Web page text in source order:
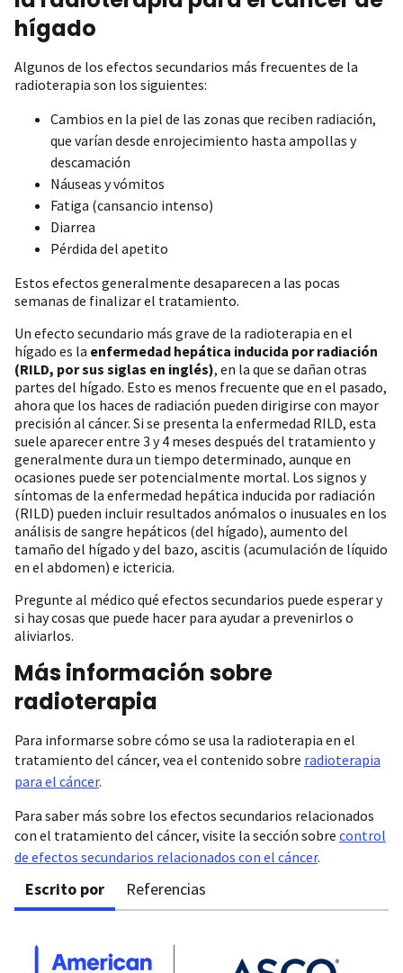
hígado
Algunos de los efectos secundarios más frecuentes de la
radioterapia son los siguientes:
Cambios en la piel de las zonas que reciben radiación,
que varían desde enrojecimiento hasta ampollas y
descamación
Náuseas y vómitos
Fatiga (cansancio intenso)
Diarrea
Pérdida del apetito
Estos efectos generalmente desaparecen a las pocas
semanas de finalizar el tratamiento.
Un efecto secundario más grave de la radioterapia en el
hígado es la enfermedad hepática inducida por radiación
(RILD, por sus siglas en inglés), en la que se dañan otras
partes del hígado. Esto es menos frecuente que en el pasado,
ahora que los haces de radiación pueden dirigirse con mayor
precisión al cáncer. Si se presenta la enfermedad RILD, esta
suele aparecer entre 3 y 4 meses después del tratamiento y
generalmente dura un tiempo determinado, aunque en
ocasiones puede ser potencialmente mortal. Los signos y
síntomas de la enfermedad hepática inducida por radiación
(RILD) pueden incluir resultados anómalos o inusuales en los
análisis de sangre hepáticos (del hígado), aumento del
tamaño del hígado y del bazo, ascitis (acumulación de líquido
en el abdomen) e ictericia.
Pregunte al médico qué efectos secundarios puede esperar y
si hay cosas que puede hacer para ayudar a prevenirlos o
aliviarlos.
Más información sobre
radioterapia
Para informarse sobre cómo se usa la radioterapia en el
tratamiento del cáncer, vea el contenido sobre radioterapia
para el cáncer.
Para saber más sobre los efectos secundarios relacionados
con el tratamiento del cáncer, visite la sección sobre control
de efectos secundarios relacionados con el cáncer.
Escrito por Referencias